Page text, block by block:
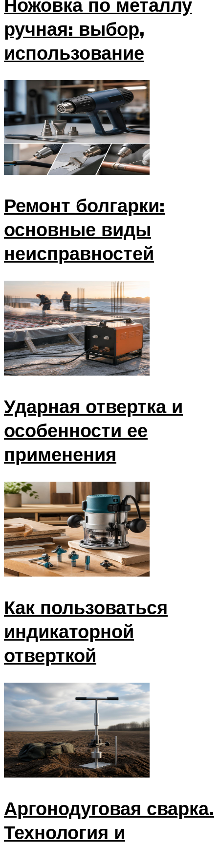
ручная: выбор,
использование
Ремонт болгарки:
основные виды
неисправностей
Ударная отвертка и
особенности ее
применения
Как пользоваться
индикаторной
отверткой
Аргонодуговая сварка.
Технология и